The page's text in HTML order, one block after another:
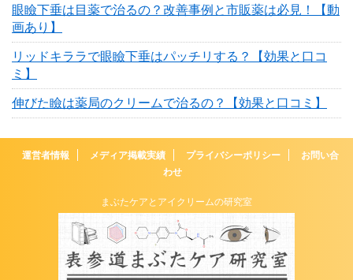
眼瞼下垂は目薬で治るの？改善事例と市販薬は必見！【動
画あり】
リッドキララで眼瞼下垂はパッチリする？【効果と口コ
ミ】
伸びた瞼は薬局のクリームで治るの？【効果と口コミ】
運営者情報 メディア掲載実績 プライバシーポリシー
お問い合
わせ
まぶたケアとアイクリームの研究室